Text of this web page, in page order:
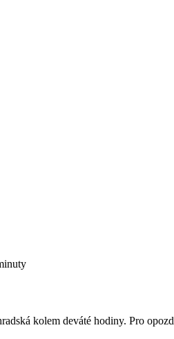
kolem deváté hodiny. Pro